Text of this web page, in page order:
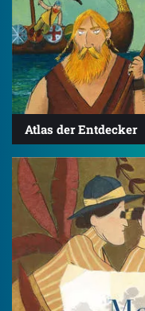
Atlas der Entdecker